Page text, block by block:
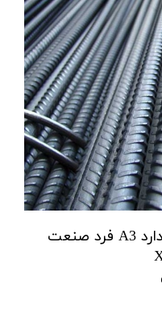
میلگرد آجدار سایز 12 استاندارد A3 فرد صنعت